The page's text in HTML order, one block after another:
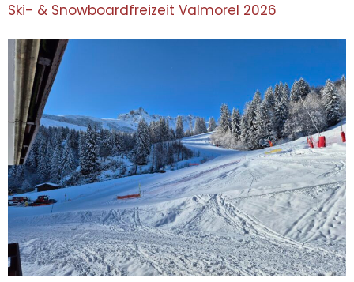
Ski- & Snowboardfreizeit Valmorel 2026